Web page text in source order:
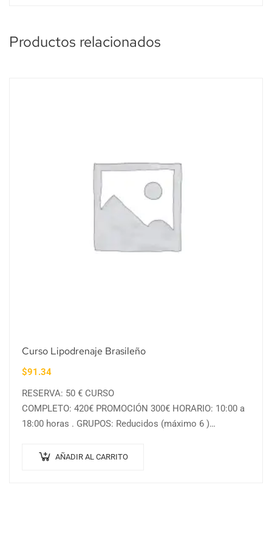
Productos relacionados
Curso Lipodrenaje Brasileño
$91.34
RESERVA: 50 € CURSO
COMPLETO: 420€ PROMOCIÓN 300€ HORARIO: 10:00 a
18:00 horas . GRUPOS: Reducidos (máximo 6 )
linfatico – Efectos del lipodreanje – Técnicas de…
AÑADIR AL CARRITO